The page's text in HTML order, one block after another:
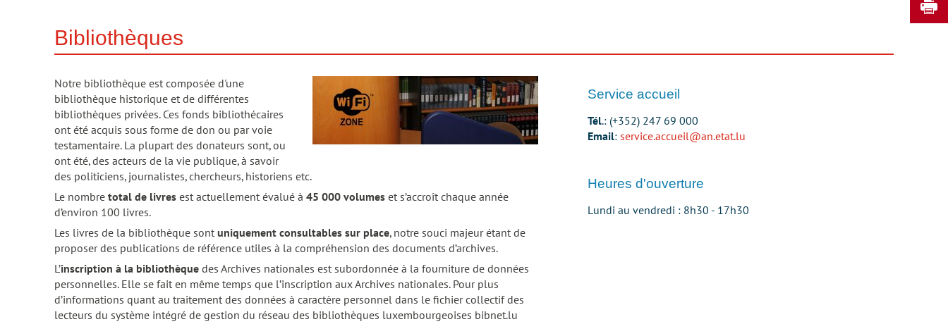
Bibliothèques
Notre bibliothèque est composée d'une
bibliothèque historique et de différentes
bibliothèques privées. Ces fonds bibliothécaires
ont été acquis sous forme de don ou par voie
testamentaire. La plupart des donateurs sont, ou
ont été, des acteurs de la vie publique, à savoir
des politiciens, journalistes, chercheurs, historiens etc.
Le nombre total de livres est actuellement évalué à 45 000 volumes et s’accroît chaque année
d’environ 100 livres.
Les livres de la bibliothèque sont uniquement consultables sur place, notre souci majeur étant de
proposer des publications de référence utiles à la compréhension des documents d’archives.
L’inscription à la bibliothèque des Archives nationales est subordonnée à la fourniture de données
personnelles. Elle se fait en même temps que l’inscription aux Archives nationales. Pour plus
d’informations quant au traitement des données à caractère personnel dans le fichier collectif des
lecteurs du système intégré de gestion du réseau des bibliothèques luxembourgeoises bibnet.lu
Service accueil
Tél.: (+352) 247 69 000
Email: service.accueil@an.etat.lu
Heures d'ouverture
Lundi au vendredi : 8h30 - 17h30